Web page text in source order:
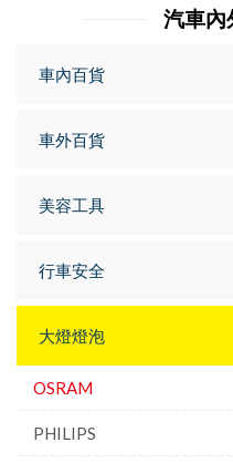
汽車內
車內百貨
車外百貨
美容工具
行車安全
大燈燈泡
OSRAM
PHILIPS